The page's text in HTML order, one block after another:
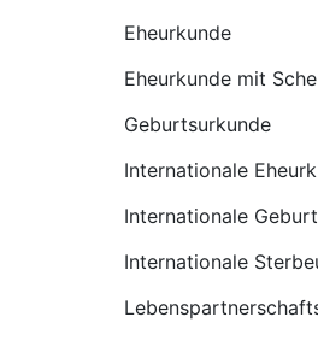
Eheurkunde
Eheurkunde mit
Geburtsurkunde
Internationale
Internationale
Internationale